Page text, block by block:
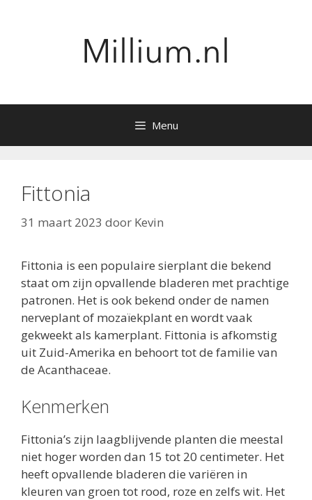
Menu
Fittonia
31 maart 2023 door Kevin
Fittonia is een populaire sierplant die bekend
staat om zijn opvallende bladeren met prachtige
patronen. Het is ook bekend onder de namen
nerveplant of mozaïekplant en wordt vaak
gekweekt als kamerplant. Fittonia is afkomstig
uit Zuid-Amerika en behoort tot de familie van
de Acanthaceae.
Kenmerken
Fittonia’s zijn laagblijvende planten die meestal
niet hoger worden dan 15 tot 20 centimeter. Het
heeft opvallende bladeren die variëren in
kleuren van groen tot rood, roze en zelfs wit. Het